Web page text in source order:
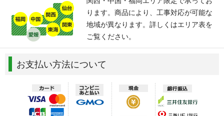
ります。商品により、工事対応が可能な
地域が異なります。詳しくはエリア表を
ご覧ください。
お支払い方法について